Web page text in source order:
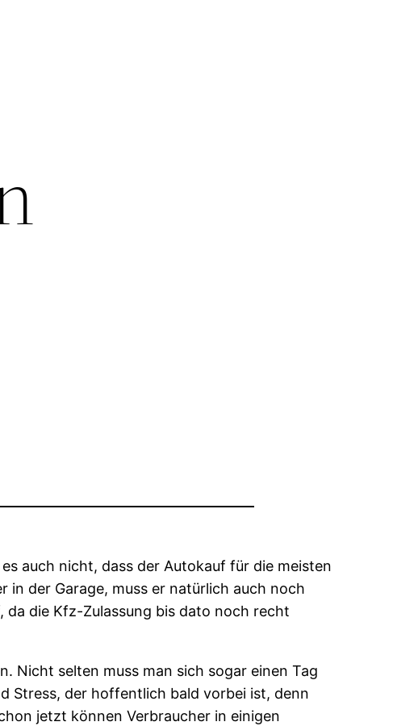
auch nicht, dass der Autokauf für die meisten
in der Garage, muss er natürlich auch noch
da die Kfz-Zulassung bis dato noch recht
Nicht selten muss man sich sogar einen Tag
Stress, der hoffentlich bald vorbei ist, denn
jetzt können Verbraucher in einigen